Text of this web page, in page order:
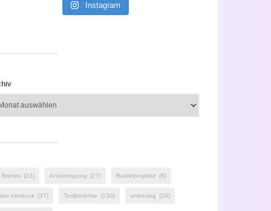
Instagram
Stories (23) Ankündigung (27) Bastelprojekte (6)
eindruck (37) Testberichte (130) unboxing (24)